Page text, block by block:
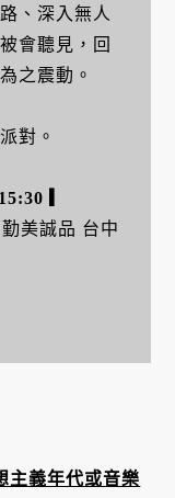
、深入無人
會聽見，回
之震動。
對。
▎
美誠品 台中
主義年代或音樂